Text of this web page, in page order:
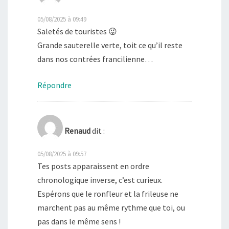
05/08/2025 à 09:49
Saletés de touristes 😜
Grande sauterelle verte, toit ce qu’il reste
dans nos contrées francilienne…
Répondre
Renauddit :
05/08/2025 à 09:57
Tes posts apparaissent en ordre
chronologique inverse, c’est curieux.
Espérons que le ronfleur et la frileuse ne
marchent pas au même rythme que toi, ou
pas dans le même sens !